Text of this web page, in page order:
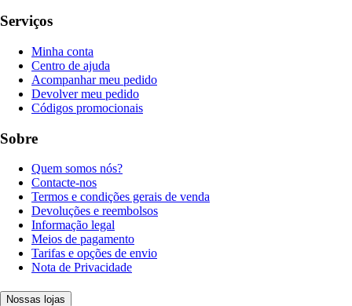
Serviços
Minha conta
Centro de ajuda
Acompanhar meu pedido
Devolver meu pedido
Códigos promocionais
Sobre
Quem somos nós?
Contacte-nos
Termos e condições gerais de venda
Devoluções e reembolsos
Informação legal
Meios de pagamento
Tarifas e opções de envio
Nota de Privacidade
Nossas lojas